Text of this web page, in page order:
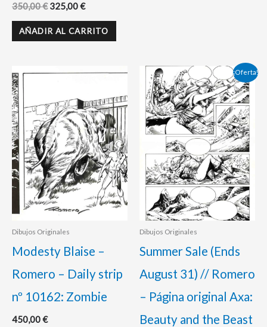
350,00€ 325,00€
AÑADIR AL CARRITO
Dibujos Originales
Modesty Blaise –
Romero – Daily strip
nº 10162: Zombie
450,00€
¡Oferta!
Dibujos Originales
Summer Sale (Ends
August 31) // Romero
– Página original Axa:
Beauty and the Beast
El
precio
original
era:
560,00 €.
El
precio
actual
es:
460,00 €.